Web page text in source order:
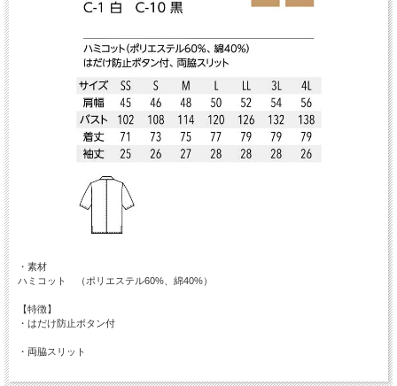
・素材
ハミコット （ポリエステル60%、綿40%）
【特徴】
・はだけ防止ボタン付
・両脇スリット